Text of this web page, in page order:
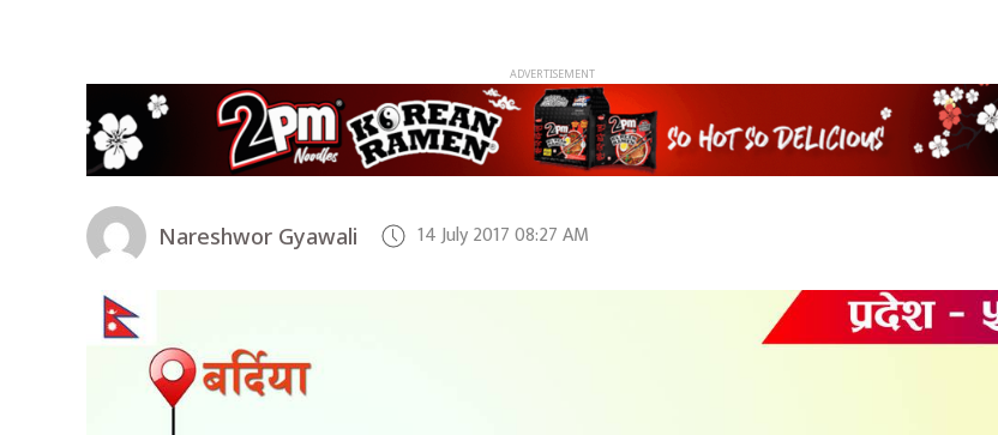
Nareshwor Gyawali 14 July 2017 08:27 AM